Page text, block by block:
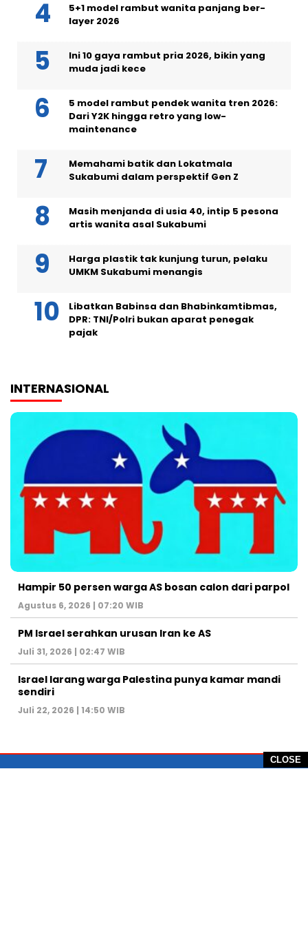
CLOSE
5+1 model rambut wanita panjang ber-
layer 2026
Ini 10 gaya rambut pria 2026, bikin yang
muda jadi kece
5 model rambut pendek wanita tren 2026:
Dari Y2K hingga retro yang low-
maintenance
Memahami batik dan Lokatmala
Sukabumi dalam perspektif Gen Z
Masih menjanda di usia 40, intip 5 pesona
artis wanita asal Sukabumi
Harga plastik tak kunjung turun, pelaku
UMKM Sukabumi menangis
Libatkan Babinsa dan Bhabinkamtibmas,
DPR: TNI/Polri bukan aparat penegak
pajak
INTERNASIONAL
Hampir 50 persen warga AS bosan calon dari parpol
Agustus 6, 2026 | 07:20 WIB
PM Israel serahkan urusan Iran ke AS
Juli 31, 2026 | 02:47 WIB
Israel larang warga Palestina punya kamar mandi
sendiri
Juli 22, 2026 | 14:50 WIB